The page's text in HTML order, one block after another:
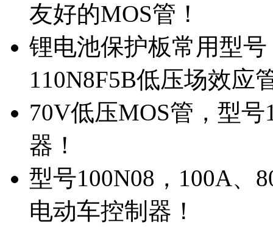
友好的MOS管！
锂电池保护板常用型
110N8F5B低压场效应
70V低压MOS管，型
器！
型号100N08，100A、
电动车控制器！